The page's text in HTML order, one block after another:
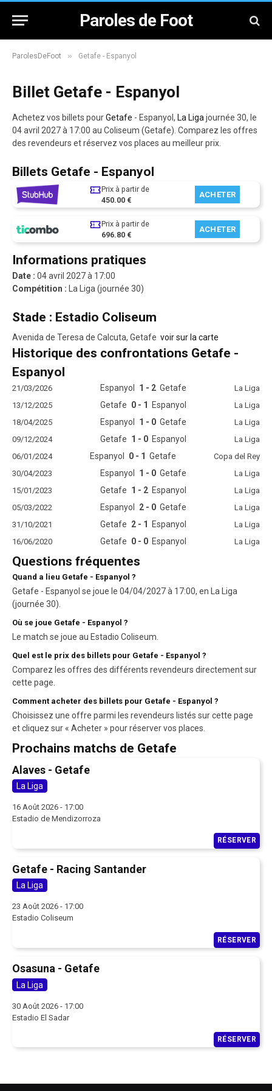
Paroles de Foot
ParolesDeFoot » Getafe - Espanyol
Billet Getafe - Espanyol
Achetez vos billets pourGetafe - Espanyol, La Liga journée 30, le
04 avril 2027 à 17:00 au Coliseum (Getafe). Comparez les offres
des revendeurs et réservez vos places au meilleur prix.
Billets Getafe - Espanyol
Prix à partir de
450.00 €
ACHETER
Prix à partir de
696.80 €
ACHETER
Informations pratiques
Date : 04 avril 2027 à 17:00
Compétition : La Liga (journée 30)
Stade : Estadio Coliseum
Avenida de Teresa de Calcuta, Getafe voir sur la carte
Historique des confrontations Getafe -
Espanyol
21/03/2026 Espanyol 1 - 2 Getafe
La Liga
13/12/2025
Getafe 0 - 1 Espanyol
La Liga
18/04/2025
Espanyol 1 - 0 Getafe
La Liga
09/12/2024
Getafe 1 - 0 Espanyol
La Liga
06/01/2024
Espanyol 0 - 1 Getafe
Copa del Rey
30/04/2023
Espanyol 1 - 0 Getafe
La Liga
15/01/2023
Getafe 1 - 2 Espanyol
La Liga
05/03/2022
Espanyol 2 - 0 Getafe
La Liga
31/10/2021
Getafe 2 - 1 Espanyol
La Liga
16/06/2020
Getafe 0 - 0 Espanyol La Liga
Questions fréquentes
Quand a lieu Getafe - Espanyol ?
Getafe - Espanyol se joue le 04/04/2027 à 17:00, en La Liga
(journée 30).
Où se joue Getafe - Espanyol ?
Le match se joue au Estadio Coliseum.
Quel est le prix des billets pour Getafe - Espanyol ?
Comparez les offres des différents revendeurs directement sur
cette page.
Comment acheter des billets pour Getafe - Espanyol ?
Choisissez une offre parmi les revendeurs listés sur cette page
et cliquez sur « Acheter » pour réserver vos places.
Prochains matchs de Getafe
Alaves - Getafe
La Liga
16 Août 2026 - 17:00
Estadio de Mendizorroza
RÉSERVER
Getafe - Racing Santander
La Liga
23 Août 2026 - 17:00
Estadio Coliseum
RÉSERVER
Osasuna - Getafe
La Liga
30 Août 2026 - 17:00
Estadio El Sadar
RÉSERVER